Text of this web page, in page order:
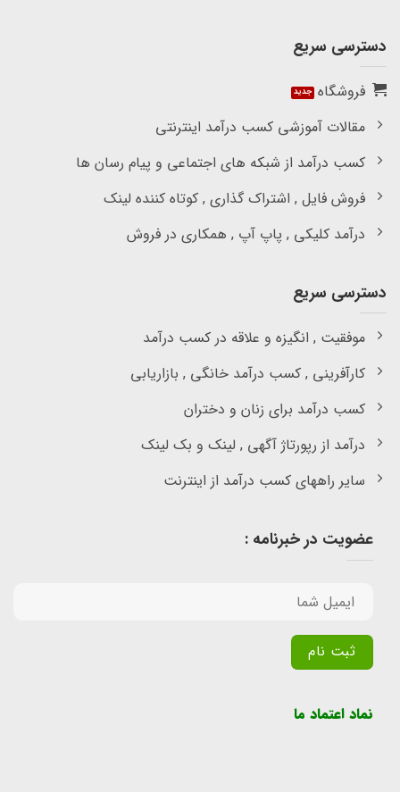
دسترسی سریع
فروشگاه
مقالات آموزشی کسب درآمد اینترنتی
کسب درآمد از شبکه های اجتماعی و پیام رسان ها
فروش فایل , اشتراک گذاری , کوتاه کننده لینک
درآمد کلیکی , پاپ آپ , همکاری در فروش
دسترسی سریع
موفقیت , انگیزه و علاقه در کسب درآمد
کارآفرینی , کسب درآمد خانگی , بازاریابی
کسب درآمد برای زنان و دختران
درآمد از رپورتاژ آگهی , لینک و بک لینک
سایر راههای کسب درآمد از اینترنت
عضویت در خبرنامه :
نماد اعتماد ما